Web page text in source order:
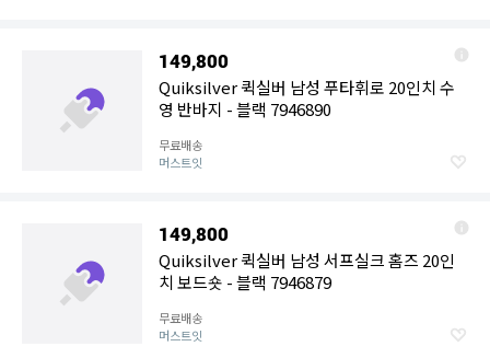
149,800
Quiksilver 퀵실버 남성 푸타휘로 20인치 수
영 반바지 - 블랙 7946890
무료배송
머스트잇
149,800
Quiksilver 퀵실버 남성 서프실크 홈즈 20인
치 보드숏 - 블랙 7946879
무료배송
머스트잇